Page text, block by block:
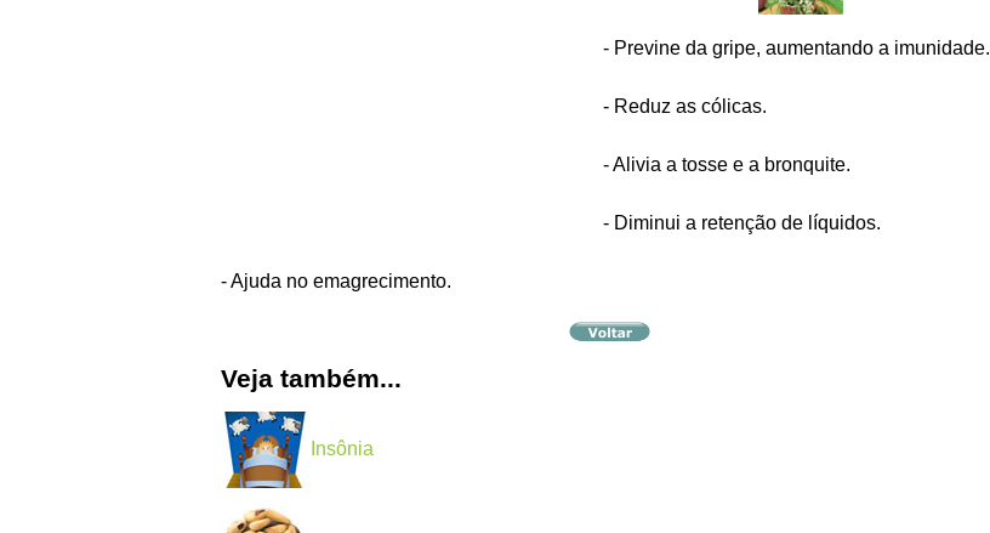
- Previne da gripe, aumentando a imunidade.
- Reduz as cólicas.
- Alivia a tosse e a bronquite.
- Diminui a retenção de líquidos.
- Ajuda no emagrecimento.
Veja também...
Insônia